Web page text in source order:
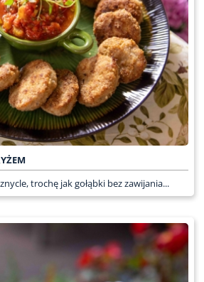
trochę jak gołąbki bez zawijania...